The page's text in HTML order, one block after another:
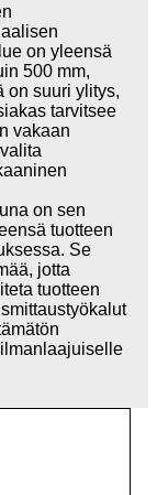
on yleensä
500 mm,
on suuri ylitys,
tarvitsee
vakaan
on sen
tuotteen
Se
jotta
tuotteen